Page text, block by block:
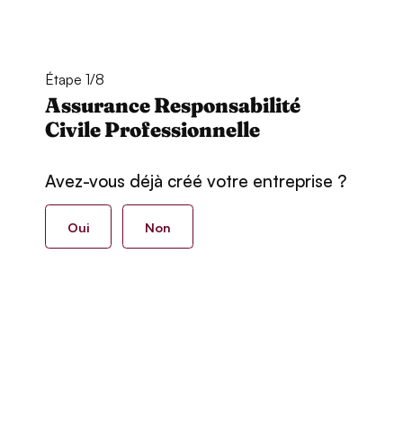
Étape 1/8
Assurance Responsabilité
Civile Professionnelle
Avez-vous déjà créé votre entreprise ?
Oui Non